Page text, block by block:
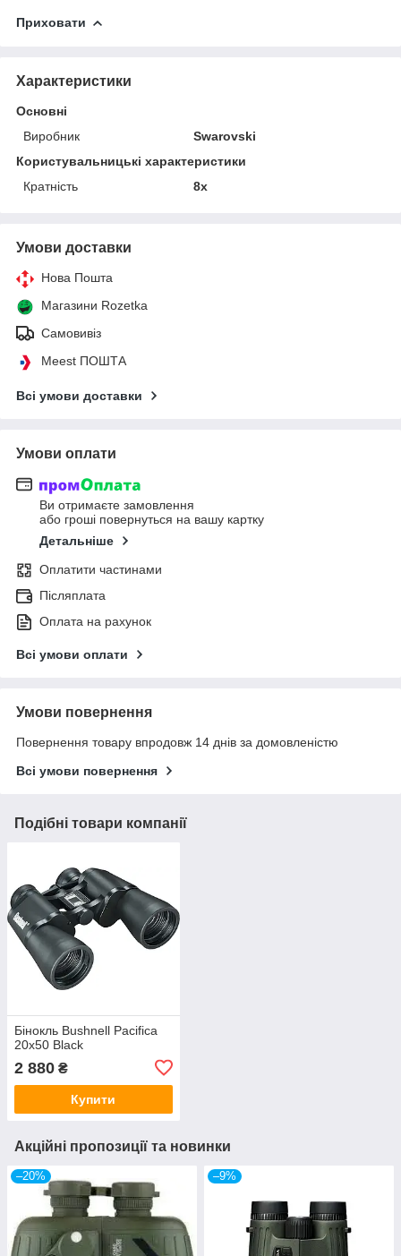
Приховати
Характеристики
Основні
Виробник
Swarovski
Користувальницькі характеристики
Кратність
8x
Умови доставки
Нова Пошта
Магазини Rozetka
Самовивіз
Meest ПОШТА
Всі умови доставки
Умови оплати
Ви отримаєте замовлення
або гроші повернуться на вашу картку
Детальніше
Оплатити частинами
Післяплата
Оплата на рахунок
Всі умови оплати
Умови повернення
Повернення товару впродовж 14 днів за домовленістю
Всі умови повернення
Подібні товари компанії
Бінокль Bushnell Pacifica
20х50 Black
2 880 ₴
Купити
Акційні пропозиції та новинки
–20% –9%